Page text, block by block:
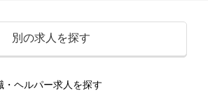
別の求人を探す
・ヘルパー求人を探す